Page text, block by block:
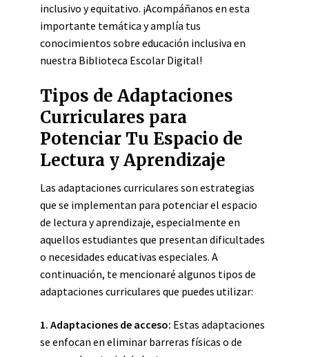
inclusivo y equitativo. ¡Acompáñanos en esta
importante temática y amplía tus
conocimientos sobre educación inclusiva en
nuestra Biblioteca Escolar Digital!
Tipos de Adaptaciones
Curriculares para
Potenciar Tu Espacio de
Lectura y Aprendizaje
Las adaptaciones curriculares son estrategias
que se implementan para potenciar el espacio
de lectura y aprendizaje, especialmente en
aquellos estudiantes que presentan dificultades
o necesidades educativas especiales. A
continuación, te mencionaré algunos tipos de
adaptaciones curriculares que puedes utilizar:
1. Adaptaciones de acceso: Estas adaptaciones
se enfocan en eliminar barreras físicas o de